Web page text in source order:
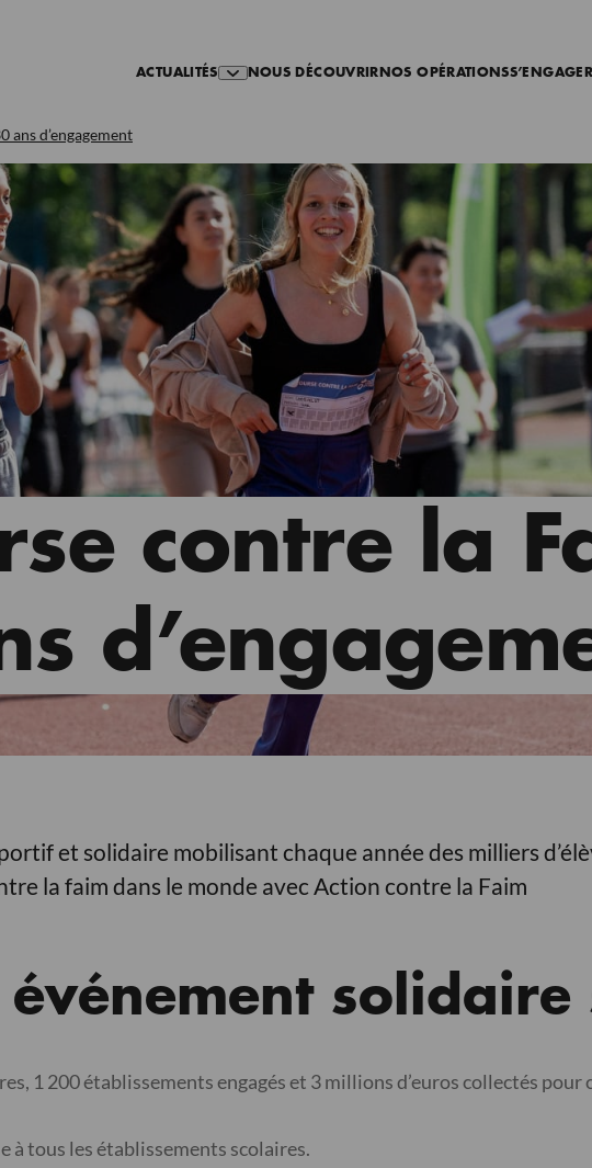
ACTUALITÉS NOUS DÉCOUVRIR NOS OPÉRATIONS
ans d’engagement
contre la
et solidaire mobilisant chaque année des milliers
la faim dans le monde avec Action contre la Faim
événement solidaire
1 200 établissements engagés et 3 millions d’euros collectés
à tous les établissements scolaires.